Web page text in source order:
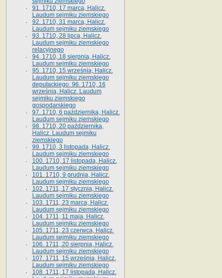
91. 1710, 17 marca, Halicz.
Laudum sejmiku ziemskiego
92. 1710, 31 marca, Halicz.
Laudum sejmiku ziemskiego
93. 1710, 28 lipca, Halicz.
Laudum sejmiku ziemskiego
relacyjnego
94. 1710, 18 sierpnia, Halicz.
Laudum sejmiku ziemskiego
95. 1710, 15 września, Halicz.
Laudum sejmiku ziemskiego
deputackiego. 96. 1710, 16
września, Halicz. Laudum
sejmiku ziemskiego
gospodarskiego
97. 1710, 6 października, Halicz.
Laudum sejmiku ziemskiego
98. 1710, 20 października,
Halicz. Laudum sejmiku
ziemskiego
99. 1710, 3 listopada, Halicz.
Laudum sejmiku ziemskiego
100. 1710, 17 listopada, Halicz.
Laudum sejmiku ziemskiego
101. 1710, 9 grudnia, Halicz.
Laudum sejmiku ziemskiego
102. 1711, 17 stycznia, Halicz.
Laudum sejmiku ziemskiego
103. 1711, 23 marca, Halicz.
Laudum sejmiku ziemskiego
104. 1711, 11 maja, Halicz.
Laudum sejmiku ziemskiego
105. 1711, 23 czerwca, Halicz.
Laudum sejmiku ziemskiego
106. 1711, 20 sierpnia, Halicz.
Laudum sejmiku ziemskiego
107. 1711, 15 września, Halicz.
Laudum sejmiku ziemskiego
108. 1711, 17 listopada, Halicz.